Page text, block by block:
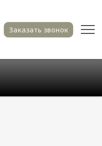
Заказать звонок